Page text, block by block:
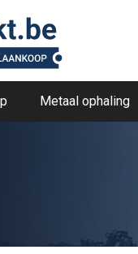
Metaal ophaling